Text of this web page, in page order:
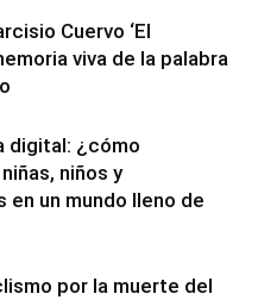
Cuervo ‘El
viva de la palabra
digital: ¿cómo
niños y
en un mundo lleno de
por la muerte del